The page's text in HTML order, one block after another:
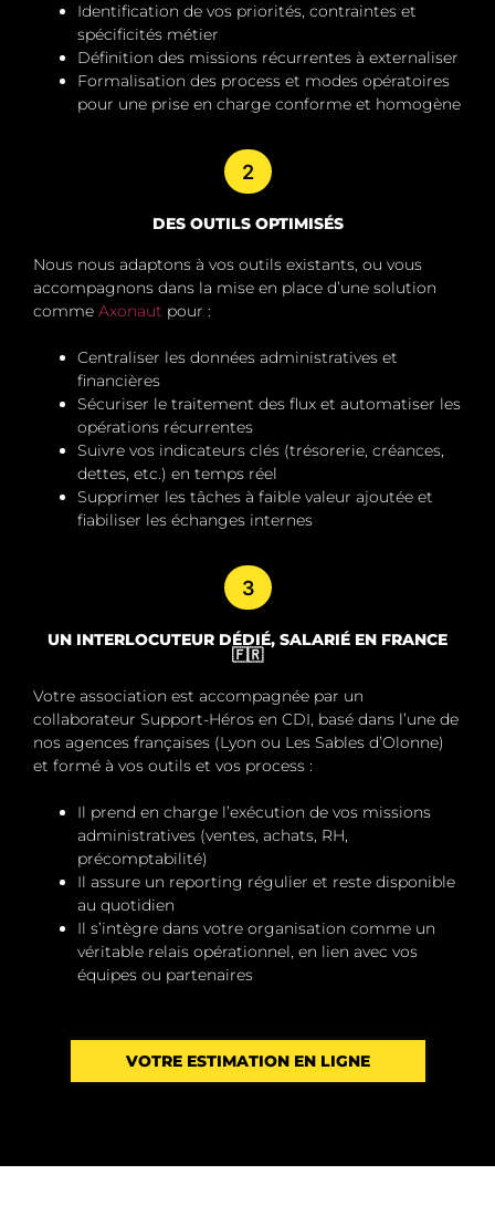
Identification de vos priorités, contraintes et
spécificités métier
Définition des missions récurrentes à externaliser
Formalisation des process et modes opératoires
pour une prise en charge conforme et homogène
2
DES OUTILS OPTIMISÉS
Nous nous adaptons à vos outils existants, ou vous
accompagnons dans la mise en place d’une solution
comme Axonaut pour :
Centraliser les données administratives et
financières
Sécuriser le traitement des flux et automatiser les
opérations récurrentes
Suivre vos indicateurs clés (trésorerie, créances,
dettes, etc.) en temps réel
Supprimer les tâches à faible valeur ajoutée et
fiabiliser les échanges internes
3
UN INTERLOCUTEUR DÉDIÉ, SALARIÉ EN FRANCE
🇫🇷
Votre association est accompagnée par un
collaborateur Support-Héros en CDI, basé dans l’une de
nos agences françaises (Lyon ou Les Sables d’Olonne)
et formé à vos outils et vos process :
Il prend en charge l’exécution de vos missions
administratives (ventes, achats, RH,
précomptabilité)
Il assure un reporting régulier et reste disponible
au quotidien
Il s’intègre dans votre organisation comme un
véritable relais opérationnel, en lien avec vos
équipes ou partenaires
VOTRE ESTIMATION EN LIGNE